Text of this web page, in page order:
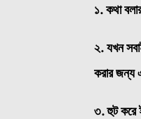
১. কথা
২. যখন
করার জন্য
৩. হুট করে